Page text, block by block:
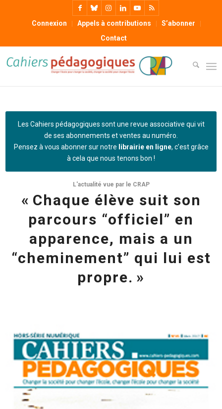
Connexion Appels à contributions
S’abonner
Contact
Les Cahiers pédagogiques sont une revue associative qui vit
de ses abonnements et ventes au numéro.
Pensez à vous abonner sur notre librairie en ligne, c’est grâce
à cela que nous tenons bon !
L'actualité vue par le CRAP
« Chaque élève suit son
parcours “officiel” en
apparence, mais a un
“cheminement” qui lui est
propre. »